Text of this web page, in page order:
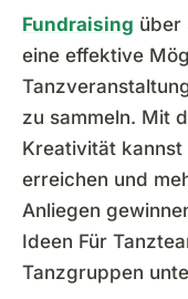
Fundraising über
eine effektive
zu sammeln. Mit
Kreativität kannst
erreichen und
Anliegen
Ideen Für
Tanzgruppen